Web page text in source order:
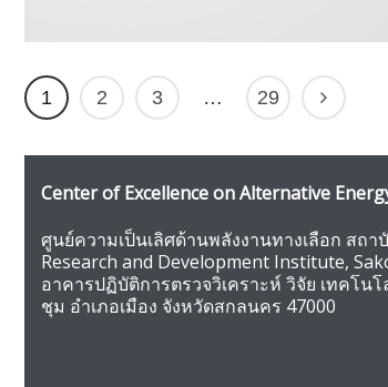
1 2 3 … 29
Center of Excellence on Alternative
ศูนย์ความเป็นเลิศด้านพลังงานทางเลือก ส
Research and Development Institute,
อาคารปฏิบัติการตรวจวิเคราะห์ วิจัย เทคโ
ชุม อำเภอเมือง จังหวัดสกลนคร 47000